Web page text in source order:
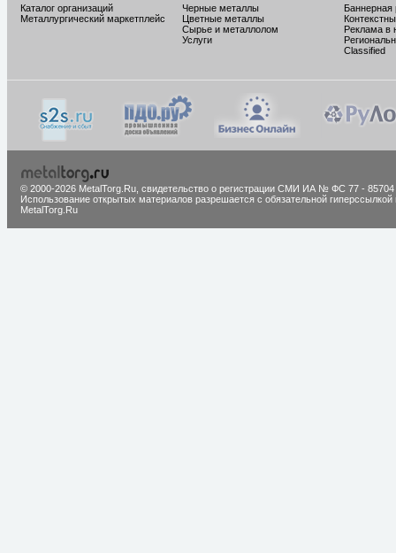
Каталог организаций
Металлургический маркетплейс
Черные металлы
Цветные металлы
Сырье и металлолом
Услуги
Баннерная
Реклама в
Classified
© 2000-2026 MetalTorg.Ru, cвидетельство о регистрации СМИ ИА № ФС 77 - 85704
Использование открытых материалов разрешается с обязательной гиперссылкой
MetalTorg.Ru